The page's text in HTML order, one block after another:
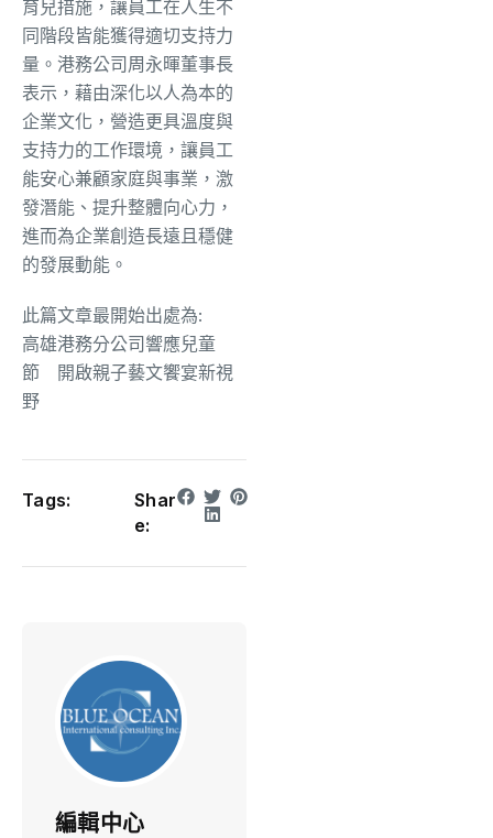
育兒措施，讓員工在人生不
同階段皆能獲得適切支持力
量。港務公司周永暉董事長
表示，藉由深化以人為本的
企業文化，營造更具溫度與
支持力的工作環境，讓員工
能安心兼顧家庭與事業，激
發潛能、提升整體向心力，
進而為企業創造長遠且穩健
的發展動能。
此篇文章最開始出處為:
高雄港務分公司響應兒童
節 開啟親子藝文饗宴新視
野
Tags:
Shar
e:
編輯中心